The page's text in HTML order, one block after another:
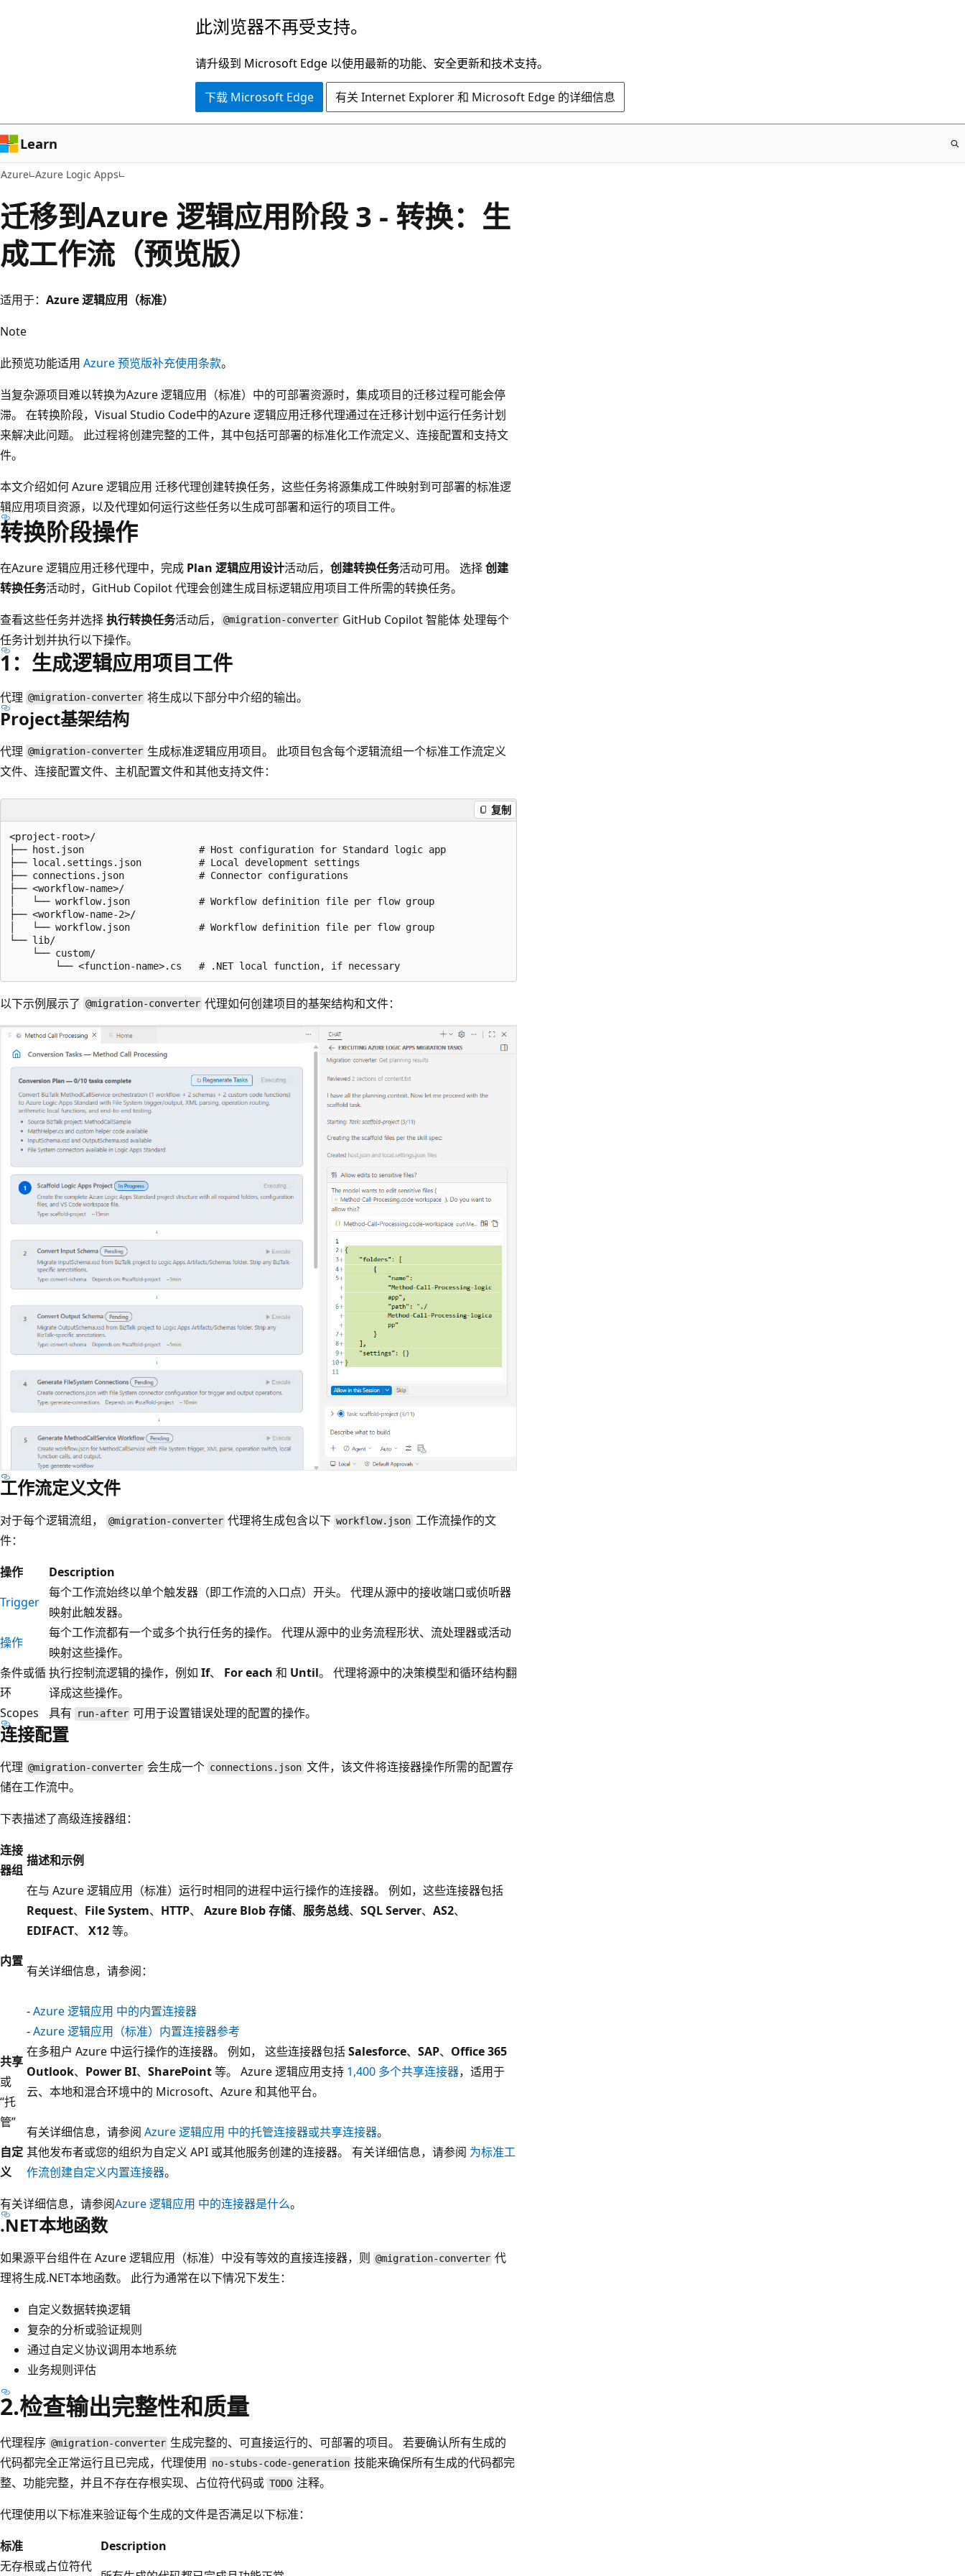
容
此浏览器不再受支持。
请升级到 Microsoft Edge 以使用最新的功能、安全更新和技术支持。
下载 Microsoft Edge 有关 Internet Explorer 和 Microsoft Edge 的详细信息
Learn
Azure Azure Logic Apps
迁移到Azure 逻辑应用阶段 3 - 转换：生
成工作流（预览版）
适用于： Azure 逻辑应用（标准）
Note
此预览功能适用 Azure 预览版补充使用条款。
当复杂源项目难以转换为Azure 逻辑应用（标准）中的可部署资源时，集成项目的迁移过程可能会停
滞。 在转换阶段，Visual Studio Code中的Azure 逻辑应用迁移代理通过在迁移计划中运行任务计划
来解决此问题。 此过程将创建完整的工件，其中包括可部署的标准化工作流定义、连接配置和支持文
件。
本文介绍如何 Azure 逻辑应用 迁移代理创建转换任务，这些任务将源集成工件映射到可部署的标准逻
辑应用项目资源，以及代理如何运行这些任务以生成可部署和运行的项目工件。
转换阶段操作
在Azure 逻辑应用迁移代理中，完成 Plan 逻辑应用设计活动后， 创建转换任务活动可用。 选择创建
转换任务活动时，GitHub Copilot 代理会创建生成目标逻辑应用项目工件所需的转换任务。
查看这些任务并选择执行转换任务活动后， @migration-converter GitHub Copilot 智能体 处理每个
任务计划并执行以下操作。
1：生成逻辑应用项目工件
代理 @migration-converter 将生成以下部分中介绍的输出。
Project基架结构
代理 @migration-converter 生成标准逻辑应用项目。 此项目包含每个逻辑流组一个标准工作流定义
文件、连接配置文件、主机配置文件和其他支持文件：
复制
<project-root>/
├── host.json                    # Host configuration for Standard logic app
├── local.settings.json          # Local development settings
├── connections.json             # Connector configurations
├── <workflow-name>/
│   └── workflow.json            # Workflow definition file per flow group
├── <workflow-name-2>/
│   └── workflow.json            # Workflow definition file per flow group
└── lib/
    └── custom/
以下示例展示了 @migration-converter 代理如何创建项目的基架结构和文件：
工作流定义文件
对于每个逻辑流组， @migration-converter 代理将生成包含以下 workflow.json 工作流操作的文
件：
操作
Description
Trigger
每个工作流始终以单个触发器（即工作流的入口点）开头。 代理从源中的接收端口或侦听器
映射此触发器。
操作
每个工作流都有一个或多个执行任务的操作。 代理从源中的业务流程形状、流处理器或活动
映射这些操作。
条件或循
环
执行控制流逻辑的操作，例如 If、 For each 和 Until。 代理将源中的决策模型和循环结构翻
译成这些操作。
Scopes
具有 run-after 可用于设置错误处理的配置的操作。
连接配置
代理 @migration-converter 会生成一个 connections.json 文件，该文件将连接器操作所需的配置存
储在工作流中。
下表描述了高级连接器组：
连接
器组
描述和示例
内置
在与 Azure 逻辑应用（标准）运行时相同的进程中运行操作的连接器。 例如，这些连接器包括
Request、 File System、 HTTP、 Azure Blob 存储、 服务总线、 SQL Server、 AS2、
EDIFACT、 X12等。
有关详细信息，请参阅：
-Azure 逻辑应用 中的内置连接器
-Azure 逻辑应用（标准）内置连接器参考
共享
或
“托
管”
在多租户 Azure 中运行操作的连接器。 例如， 这些连接器包括Salesforce、 SAP、 Office 365
Outlook、 Power BI、 SharePoint等。 Azure 逻辑应用支持 1,400 多个共享连接器，适用于
云、本地和混合环境中的 Microsoft、Azure 和其他平台。
有关详细信息，请参阅 Azure 逻辑应用 中的托管连接器或共享连接器。
自定
义
其他发布者或您的组织为自定义 API 或其他服务创建的连接器。 有关详细信息，请参阅 为标准工
作流创建自定义内置连接器。
有关详细信息，请参阅Azure 逻辑应用 中的连接器是什么。
.NET本地函数
如果源平台组件在 Azure 逻辑应用（标准）中没有等效的直接连接器，则 @migration-converter 代
理将生成.NET本地函数。 此行为通常在以下情况下发生：
自定义数据转换逻辑
复杂的分析或验证规则
通过自定义协议调用本地系统
业务规则评估
2.检查输出完整性和质量
代理程序 @migration-converter 生成完整的、可直接运行的、可部署的项目。 若要确认所有生成的
代码都完全正常运行且已完成，代理使用 no-stubs-code-generation 技能来确保所有生成的代码都完
整、功能完整，并且不存在存根实现、占位符代码或 TODO 注释。
代理使用以下标准来验证每个生成的文件是否满足以下标准：
标准
Description
无存根或占位符代